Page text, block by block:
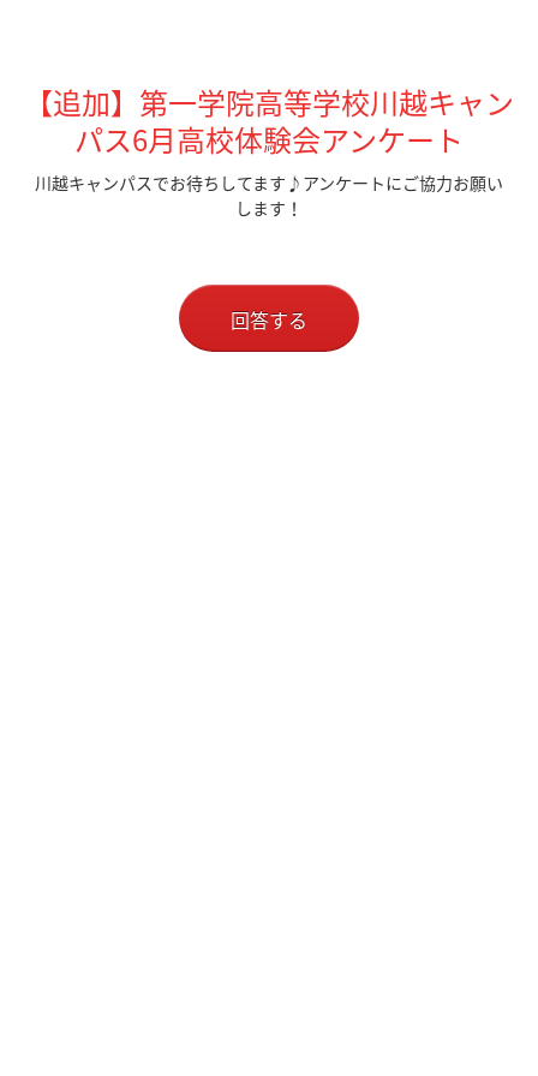
【追加】第一学院高等学校川越キャン
パス6月高校体験会アンケート
川越キャンパスでお待ちしてます♪アンケートにご協力お願い
します！
回答する